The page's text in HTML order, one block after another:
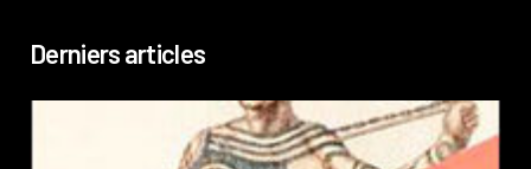
Derniers articles